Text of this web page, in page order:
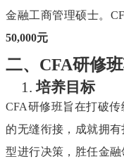
金融工商管理硕士。
50,000元
二、 CFA研修
1.培养目标
CFA研修班旨在打破
的无缝衔接，成就拥
型进行决策，胜任金